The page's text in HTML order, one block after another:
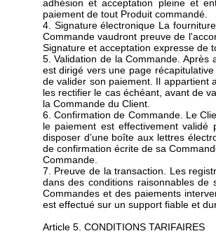
adhésion et acceptation pleine et
paiement de tout Produit commandé.
4. Signature électronique La
Commande vaudront preuve de
Signature et acceptation expresse de
5. Validation de la Commande.
est dirigé vers une page
de valider son paiement. Il appartient
les rectifier le cas échéant, avant de
la Commande du Client.
6. Confirmation de Commande. Le
le paiement est effectivement
disposer d’une boîte aux lettres
de confirmation écrite de sa
Commande.
7. Preuve de la transaction. Les
dans des conditions raisonnables de
Commandes et des paiements
est effectué sur un support fiable et
Article 5. CONDITIONS TARIFAIRES